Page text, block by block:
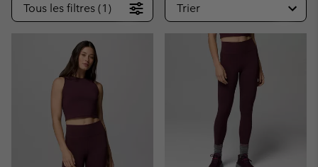
Tous les filtres (1) Trier